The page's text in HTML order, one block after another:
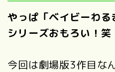
やっぱ「ベイビーわる
シリーズおもろい！笑
今回は劇場版3作目な